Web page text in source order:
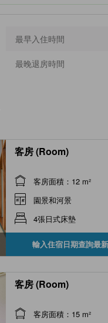
最早入住時間
最晚退房時間
客房 (Room)
客房面積：12 m²
園景和河景
4張日式床墊
輸入住宿日期查詢最新
客房 (Room)
客房面積：15 m²